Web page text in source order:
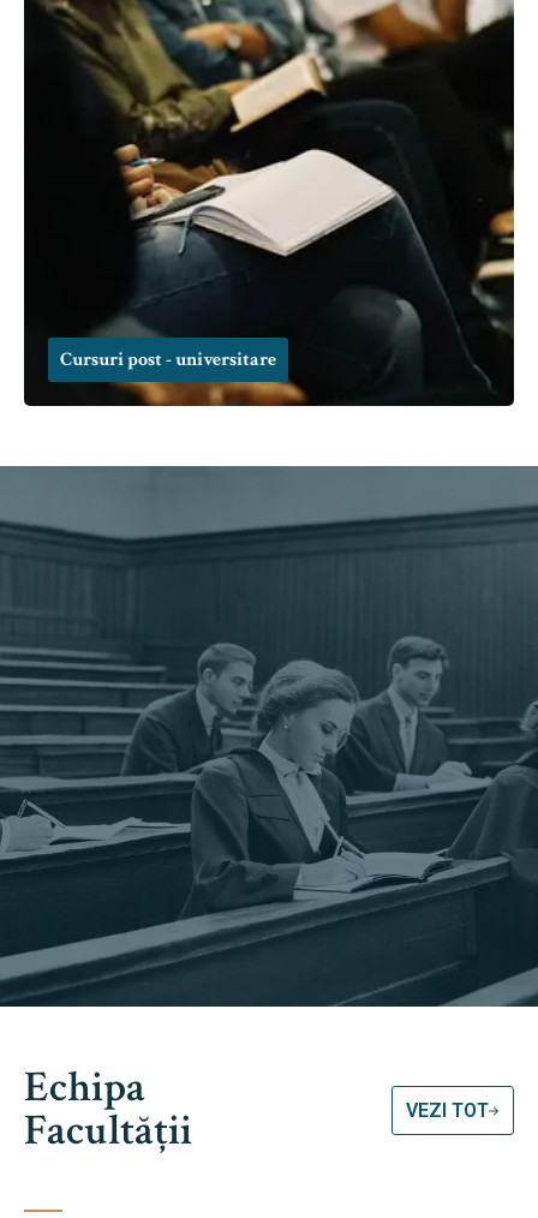
Cursuri post - universitare
Echipa
Facultății VEZI TOT